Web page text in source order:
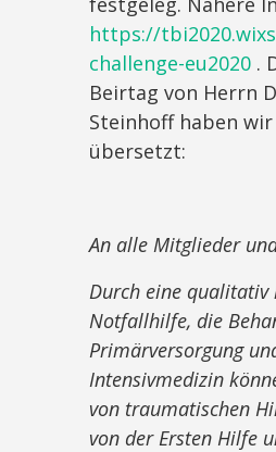
https://
challenge-eu2020 .
Beirtag von Herrn
Steinhoff haben
übersetzt:
An alle Mitglieder
Durch eine qualitativ
Notfallhilfe, die
Primärversorgung
Intensivmedizin
von traumatischen
von der Ersten Hilfe